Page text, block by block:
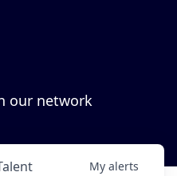
our network
My alerts